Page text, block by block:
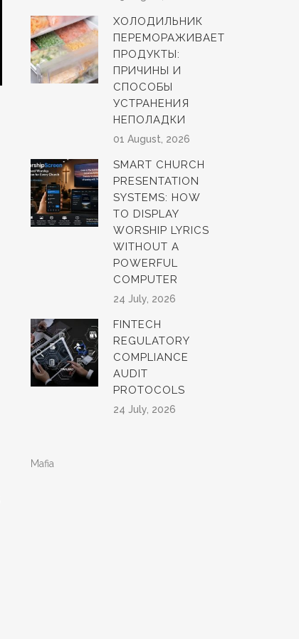
ХОЛОДИЛЬНИК
ПЕРЕМОРАЖИВАЕТ
ПРОДУКТЫ:
ПРИЧИНЫ И
СПОСОБЫ
УСТРАНЕНИЯ
НЕПОЛАДКИ
01 August, 2026
SMART CHURCH
PRESENTATION
SYSTEMS: HOW
TO DISPLAY
WORSHIP LYRICS
WITHOUT A
POWERFUL
COMPUTER
24 July, 2026
FINTECH
REGULATORY
COMPLIANCE
AUDIT
PROTOCOLS
24 July, 2026
Mafia